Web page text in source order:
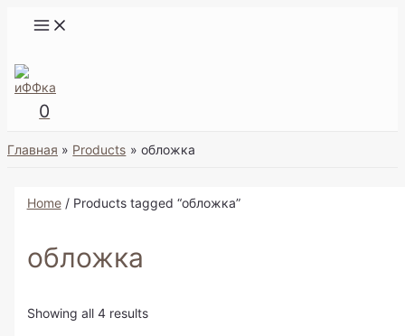
MAIN
MENU
0
Главная Products обложка
Home/ Products tagged “обложка”
обложка
Showing all 4 results